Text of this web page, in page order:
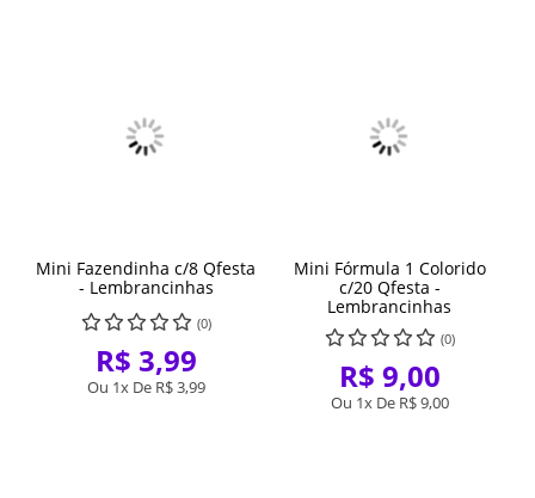
Mini Fazendinha c/8 Qfesta
- Lembrancinhas
(0)
R$ 3,99
Ou 1x De R$ 3,99
Mini Fórmula 1 Colorido
c/20 Qfesta -
Lembrancinhas
(0)
R$ 9,00
Ou 1x De R$ 9,00